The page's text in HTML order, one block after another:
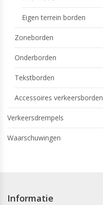
Eigen terrein borden
Zoneborden
Onderborden
Tekstborden
Accessoires verkeersborden
Verkeersdrempels
Waarschuwingen
Informatie